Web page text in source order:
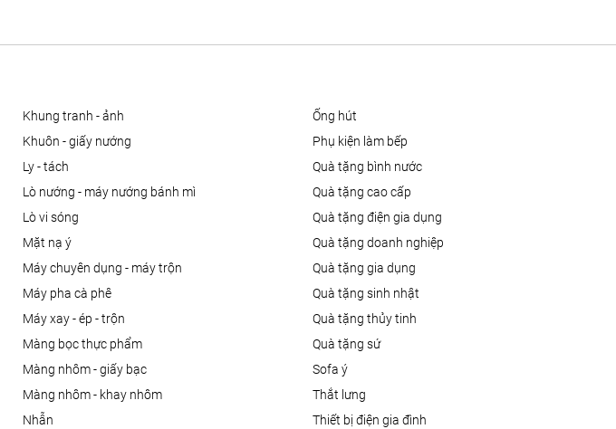
khung tranh - ảnh
khuôn - giấy nướng
ly - tách
lò nướng - máy nướng bánh mì
lò vi sóng
mặt nạ ý
máy chuyên dụng - máy trộn
máy pha cà phê
máy xay - ép - trộn
màng bọc thực phẩm
màng nhôm - giấy bạc
màng nhôm - khay nhôm
nhẫn
ống hút
phụ kiện làm bếp
quà tặng bình nước
quà tặng cao cấp
quà tặng điện gia dụng
quà tặng doanh nghiệp
quà tặng gia dụng
quà tặng sinh nhật
quà tặng thủy tinh
quà tặng sứ
sofa ý
thắt lưng
thiết bị điện gia đình